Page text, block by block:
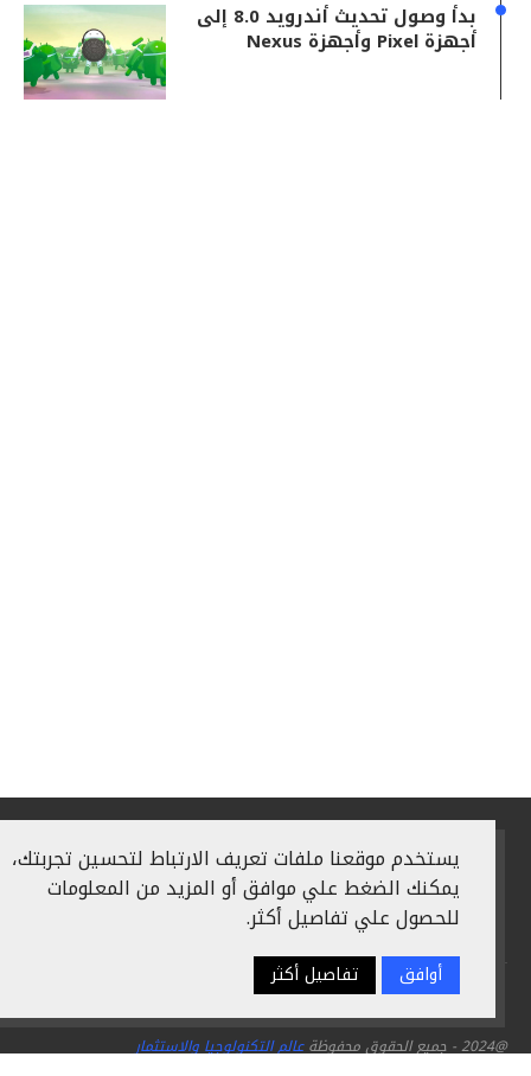
بدأ وصول تحديث أندرويد 8.0 إلى
أجهزة Pixel وأجهزة Nexus
سياسة الخصوصية اعلن معنا
@2024 - جميع الحقوق محفوظة عالم التكنولوجيا والاستثمار
يستخدم موقعنا ملفات تعريف الارتباط لتحسين تجربتك،
يمكنك الضغط علي موافق أو المزيد من المعلومات
للحصول علي تفاصيل أكثر.
أوافق تفاصيل أكثر